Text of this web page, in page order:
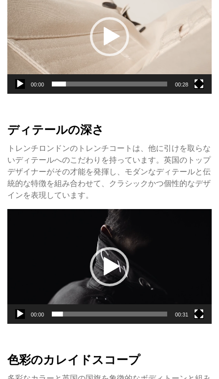
プ
レ
ー
ヤ
ー
00:00 00:28
ディテールの深さ
トレンチロンドンのトレンチコートは、他に引けを取らな
いディテールへのこだわりを持っています。英国のトップ
デザイナーがその才能を発揮し、モダンなディテールと伝
統的な特徴を組み合わせて、クラシックかつ個性的なデザ
インを表現しています。
00:00 00:31
色彩のカレイドスコープ